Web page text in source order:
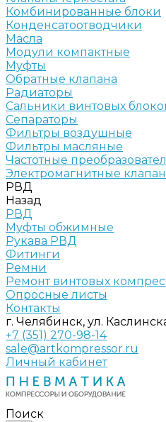
Комбинированные блоки
Конденсатоотводчики
Масла
Модули компактные
Муфты
Обратные клапана
Радиаторы
Сальники винтовых
Сепараторы
Фильтры воздушные
Фильтры масляные
Частотные
Электромагнитные
РВД
Назад
РВД
Муфты обжимные
Рукава РВД
Фитинги
Ремни
Ремонт винтовых
Опросные листы
Контакты
г. Челябинск, ул.
+7 (351) 270-98-14
sale@artkompressor.ru
Личный кабинет
Поиск